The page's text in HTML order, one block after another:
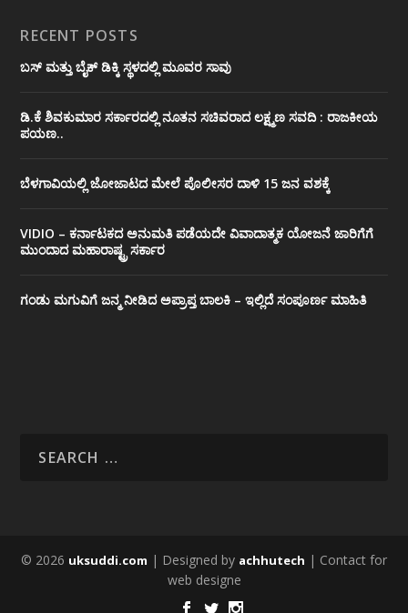
RECENT POSTS
ಬಸ್ ಮತ್ತು ಬೈಕ್ ಡಿಕ್ಕಿ ಸ್ಥಳದಲ್ಲಿ ಮೂವರ ಸಾವು
ಡಿ.ಕೆ ಶಿವಕುಮಾರ ಸರ್ಕಾರದಲ್ಲಿ ನೂತನ ಸಚಿವರಾದ ಲಕ್ಷ್ಮಣ ಸವದಿ : ರಾಜಕೀಯ
ಪಯಣ..
ಬೆಳಗಾವಿಯಲ್ಲಿ ಜೋಜಾಟದ ಮೇಲೆ ಪೊಲೀಸರ ದಾಳಿ 15 ಜನ ವಶಕ್ಕೆ
VIDIO – ಕರ್ನಾಟಕದ ಅನುಮತಿ ಪಡೆಯದೇ ವಿವಾದಾತ್ಮಕ ಯೋಜನೆ ಜಾರಿಗೆಗೆ
ಮುಂದಾದ ಮಹಾರಾಷ್ಟ್ರ ಸರ್ಕಾರ
ಗಂಡು ಮಗುವಿಗೆ ಜನ್ಮ ನೀಡಿದ ಅಪ್ರಾಪ್ತ ಬಾಲಕಿ – ಇಲ್ಲಿದೆ ಸಂಪೂರ್ಣ ಮಾಹಿತಿ
© 2026 uksuddi.com | Designed by achhutech | Contact for
web designe